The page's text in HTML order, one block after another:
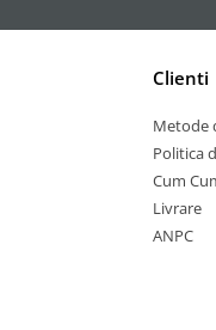
Clienti
Metode
Politica
Cum
Livrare
ANPC